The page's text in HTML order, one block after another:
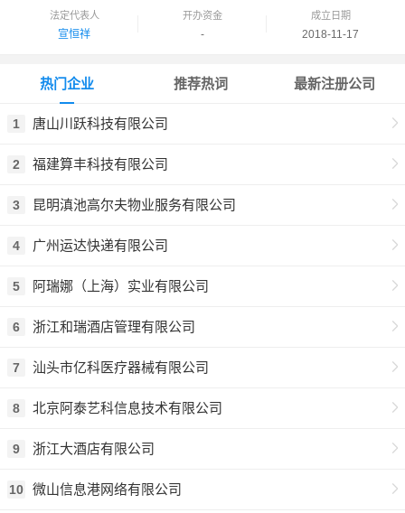
法定代表人
宣恒祥
开办资金
-
成立日期
2018-11-17
热门企业
1 唐山川跃科技有限公司
2 福建算丰科技有限公司
3 昆明滇池高尔夫物业服务有限公司
4 广州运达快递有限公司
5 阿瑞娜（上海）实业有限公司
6 浙江和瑞酒店管理有限公司
7 汕头市亿科医疗器械有限公司
8 北京阿泰艺科信息技术有限公司
9 浙江大酒店有限公司
10 微山信息港网络有限公司
推荐热词 最新注册公司